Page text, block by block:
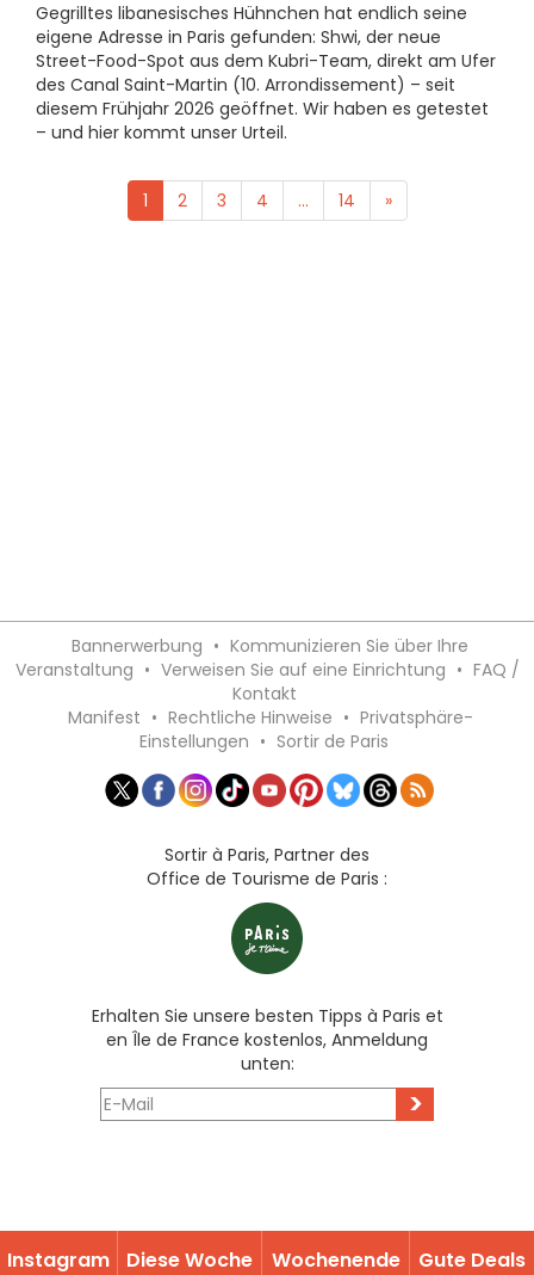
Gegrilltes libanesisches Hühnchen hat endlich seine
eigene Adresse in Paris gefunden: Shwi, der neue
Street-Food-Spot aus dem Kubri-Team, direkt am Ufer
des Canal Saint-Martin (10. Arrondissement) – seit
diesem Frühjahr 2026 geöffnet. Wir haben es getestet
– und hier kommt unser Urteil.
1 2 3 4 ... 14 »
Bannerwerbung • Kommunizieren Sie über Ihre
Veranstaltung • Verweisen Sie auf eine Einrichtung • FAQ /
Kontakt
Manifest • Rechtliche Hinweise • Privatsphäre-
Einstellungen • Sortir de Paris
Sortir à Paris, Partner des
Office de Tourisme de Paris :
Erhalten Sie unsere besten Tipps à Paris et
en Île de France kostenlos, Anmeldung
unten:
>
Instagram Diese Woche Wochenende Gute Deals